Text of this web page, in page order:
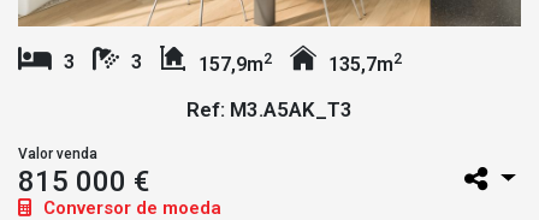
3 3 157,9m2 135,7m2
Ref: M3.A5AK_T3
Valor venda
815 000 €
Conversor de moeda